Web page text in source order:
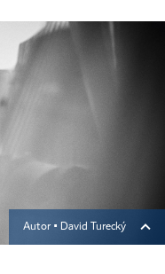
Autor ▪ David Turecký